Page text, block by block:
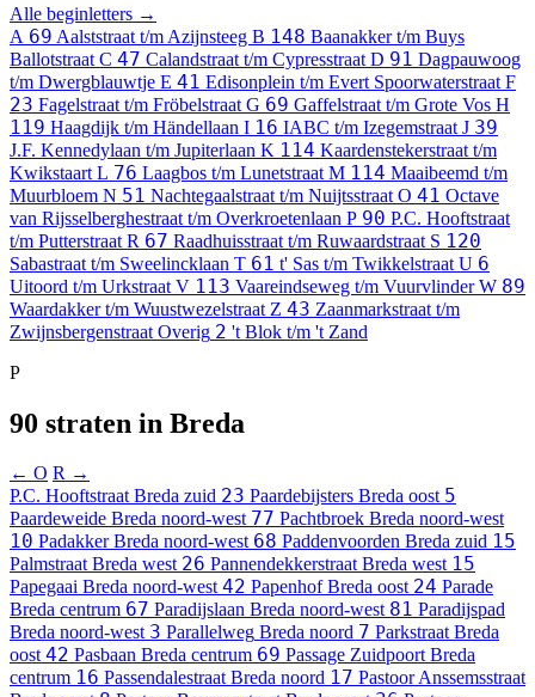
Alle beginletters →
A 69 Aalststraat t/m Azijnsteeg B 148 Baanakker t/m Buys
Ballotstraat C 47 Calandstraat t/m Cypresstraat D 91 Dagpauwoog
t/m Dwergblauwtje E 41 Edisonplein t/m Evert Spoorwaterstraat F
23 Fagelstraat t/m Fröbelstraat G 69 Gaffelstraat t/m Grote Vos H
119 Haagdijk t/m Händellaan I 16 IABC t/m Izegemstraat J 39
J.F. Kennedylaan t/m Jupiterlaan K 114 Kaardenstekerstraat t/m
Kwikstaart L 76 Laagbos t/m Lunetstraat M 114 Maaibeemd t/m
Muurbloem N 51 Nachtegaalstraat t/m Nuijtsstraat O 41 Octave
van Rijsselberghestraat t/m Overkroetenlaan P 90 P.C. Hooftstraat
t/m Putterstraat R 67 Raadhuisstraat t/m Ruwaardstraat S 120
Sabastraat t/m Sweelincklaan T 61 t' Sas t/m Twikkelstraat U 6
Uitoord t/m Urkstraat V 113 Vaareindseweg t/m VuurvlinderW 89
Waardakker t/m Wuustwezelstraat Z 43 Zaanmarkstraat t/m
Zwijnsbergenstraat Overig 2 't Blok t/m 't Zand
P
90 straten in Breda
← O R →
P.C. Hooftstraat Breda zuid 23 Paardebijsters Breda oost 5
Paardeweide Breda noord-west 77 Pachtbroek Breda noord-west
10 Padakker Breda noord-west 68 Paddenvoorden Breda zuid 15
Palmstraat Breda west 26 Pannendekkerstraat Breda west 15
Papegaai Breda noord-west 42 Papenhof Breda oost 24 Parade
Breda centrum 67 Paradijslaan Breda noord-west 81 Paradijspad
Breda noord-west 3 Parallelweg Breda noord 7 Parkstraat Breda
oost 42 Pasbaan Breda centrum 69 Passage Zuidpoort Breda
centrum 16 Passendalestraat Breda noord 17 Pastoor Anssemsstraat